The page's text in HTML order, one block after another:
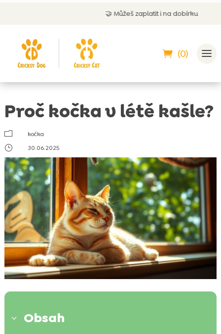
Můžeš zaplatit i na dobírku
(0)
Proč kočka v létě kašle?
m
kočka
}
30.06.2025
3 Obsah